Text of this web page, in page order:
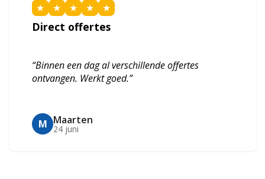
★ ★ ★ ★ ★
Direct offertes
“Binnen een dag al verschillende offertes
ontvangen. Werkt goed.”
M Maarten
24 juni